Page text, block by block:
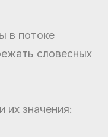
в потоке
словесных
их значения: